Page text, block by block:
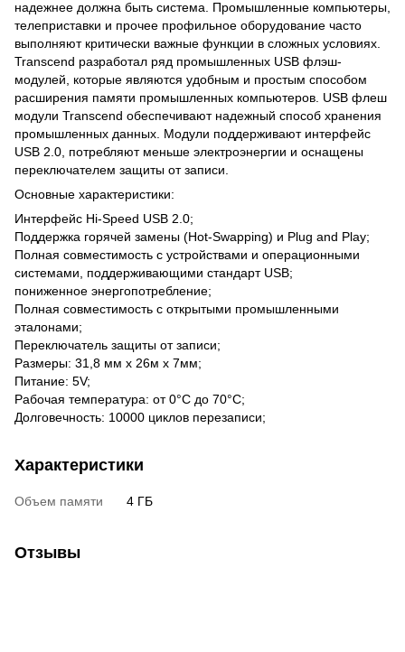
надежнее должна быть система. Промышленные компьютеры,
телеприставки и прочее профильное оборудование часто
выполняют критически важные функции в сложных условиях.
Transcend разработал ряд промышленных USB флэш-
модулей, которые являются удобным и простым способом
расширения памяти промышленных компьютеров. USB флеш
модули Transcend обеспечивают надежный способ хранения
промышленных данных. Модули поддерживают интерфейс
USB 2.0, потребляют меньше электроэнергии и оснащены
переключателем защиты от записи.
Основные характеристики:
Интерфейс Hi-Speed USB 2.0;
Поддержка горячей замены (Hot-Swapping) и Plug and Play;
Полная совместимость с устройствами и операционными
системами, поддерживающими стандарт USB;
пониженное энергопотребление;
Полная совместимость с открытыми промышленными
эталонами;
Переключатель защиты от записи;
Размеры: 31,8 мм х 26м х 7мм;
Питание: 5V;
Рабочая температура: от 0°C до 70°C;
Долговечность: 10000 циклов перезаписи;
Характеристики
Объем памяти 4 ГБ
Отзывы